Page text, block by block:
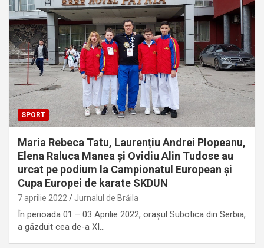
SPORT
Maria Rebeca Tatu, Laurențiu Andrei Plopeanu,
Elena Raluca Manea și Ovidiu Alin Tudose au
urcat pe podium la Campionatul European și
Cupa Europei de karate SKDUN
7 aprilie 2022 Jurnalul de Brăila
În perioada 01 – 03 Aprilie 2022, orașul Subotica din Serbia,
a găzduit cea de-a XI…